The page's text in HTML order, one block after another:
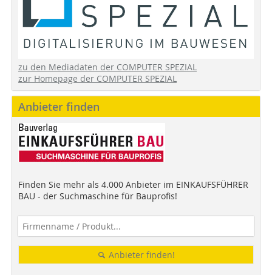
zu den Mediadaten der COMPUTER SPEZIAL
zur Homepage der COMPUTER SPEZIAL
Anbieter finden
Finden Sie mehr als 4.000 Anbieter im EINKAUFSFÜHRER
BAU - der Suchmaschine für Bauprofis!
Anbieter finden!